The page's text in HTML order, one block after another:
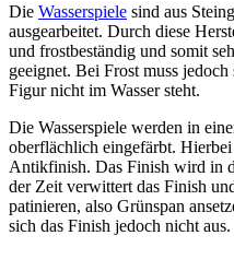
Die Wasserspiele sind aus
ausgearbeitet. Durch diese
und frostbeständig und somit
geeignet. Bei Frost muss
Figur nicht im Wasser steht.
Die Wasserspiele werden in
oberflächlich eingefärbt. Hierbei
Antikfinish. Das Finish wird in
der Zeit verwittert das Finish
patinieren, also Grünspan
sich das Finish jedoch nicht aus.